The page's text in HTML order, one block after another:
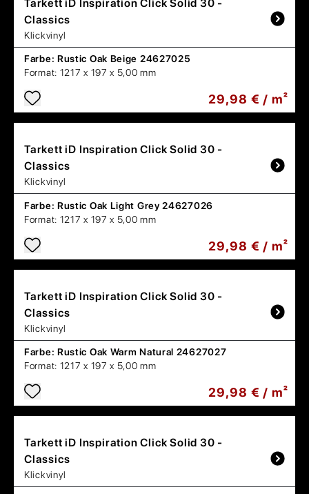
Tarkett iD Inspiration Click Solid 30 -
Classics
Klickvinyl
Farbe: Rustic Oak Beige 24627025
Format: 1217 x 197 x 5,00 mm
29,98 € / m²
Tarkett iD Inspiration Click Solid 30 -
Classics
Klickvinyl
Farbe: Rustic Oak Light Grey 24627026
Format: 1217 x 197 x 5,00 mm
29,98 € / m²
Tarkett iD Inspiration Click Solid 30 -
Classics
Klickvinyl
Farbe: Rustic Oak Warm Natural 24627027
Format: 1217 x 197 x 5,00 mm
29,98 € / m²
Tarkett iD Inspiration Click Solid 30 -
Classics
Klickvinyl